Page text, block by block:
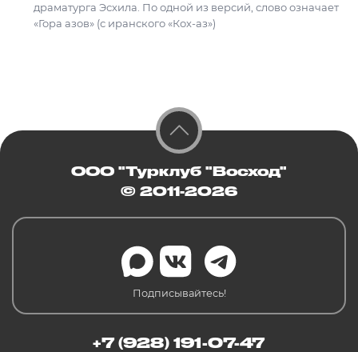
драматурга Эсхила. По одной из версий, слово означает
«Гора азов» (с иранского «Кох-аз»)
ООО "Турклуб "Восход"
© 2011-2026
Подписывайтесь!
+7 (928) 191-07-47